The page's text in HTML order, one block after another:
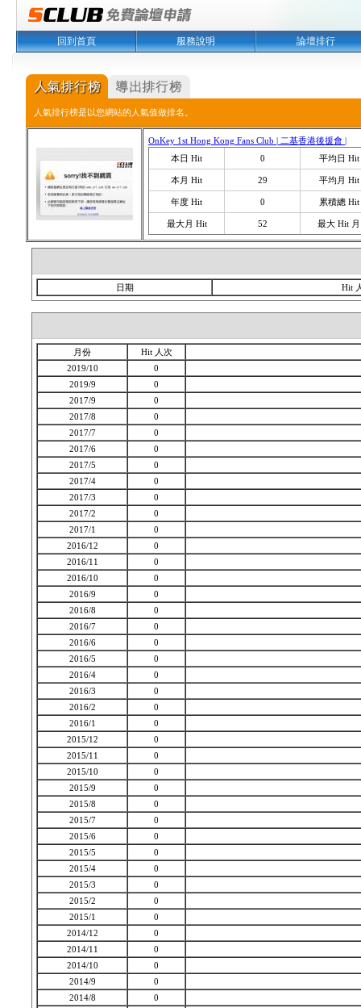
回到首頁 服務說明 論壇排行
人氣排行榜是以您網站的人氣值做排名。
OnKey 1st Hong Kong Fans Club | 二基香港後援會 |
本日 Hit
0 平均日 Hit
本月 Hit 29 平均月 Hit
年度 Hit 0 累積總 Hit
最大月 Hit 52 最大 Hit 月
日期 Hit
月份
Hit 人次
2019/10
0
2019/9
0
2017/9
0
2017/8
0
2017/7
0
2017/6
0
2017/5
0
2017/4
0
2017/3
0
2017/2
0
2017/1
0
2016/12
0
2016/11
0
2016/10
0
2016/9
0
2016/8
0
2016/7
0
2016/6
0
2016/5
0
2016/4
0
2016/3
0
2016/2
0
2016/1
0
2015/12
0
2015/11
0
2015/10
0
2015/9
0
2015/8
0
2015/7
0
2015/6
0
2015/5
0
2015/4
0
2015/3
0
2015/2
0
2015/1
0
2014/12
0
2014/11
0
2014/10
0
2014/9
0
2014/8
0